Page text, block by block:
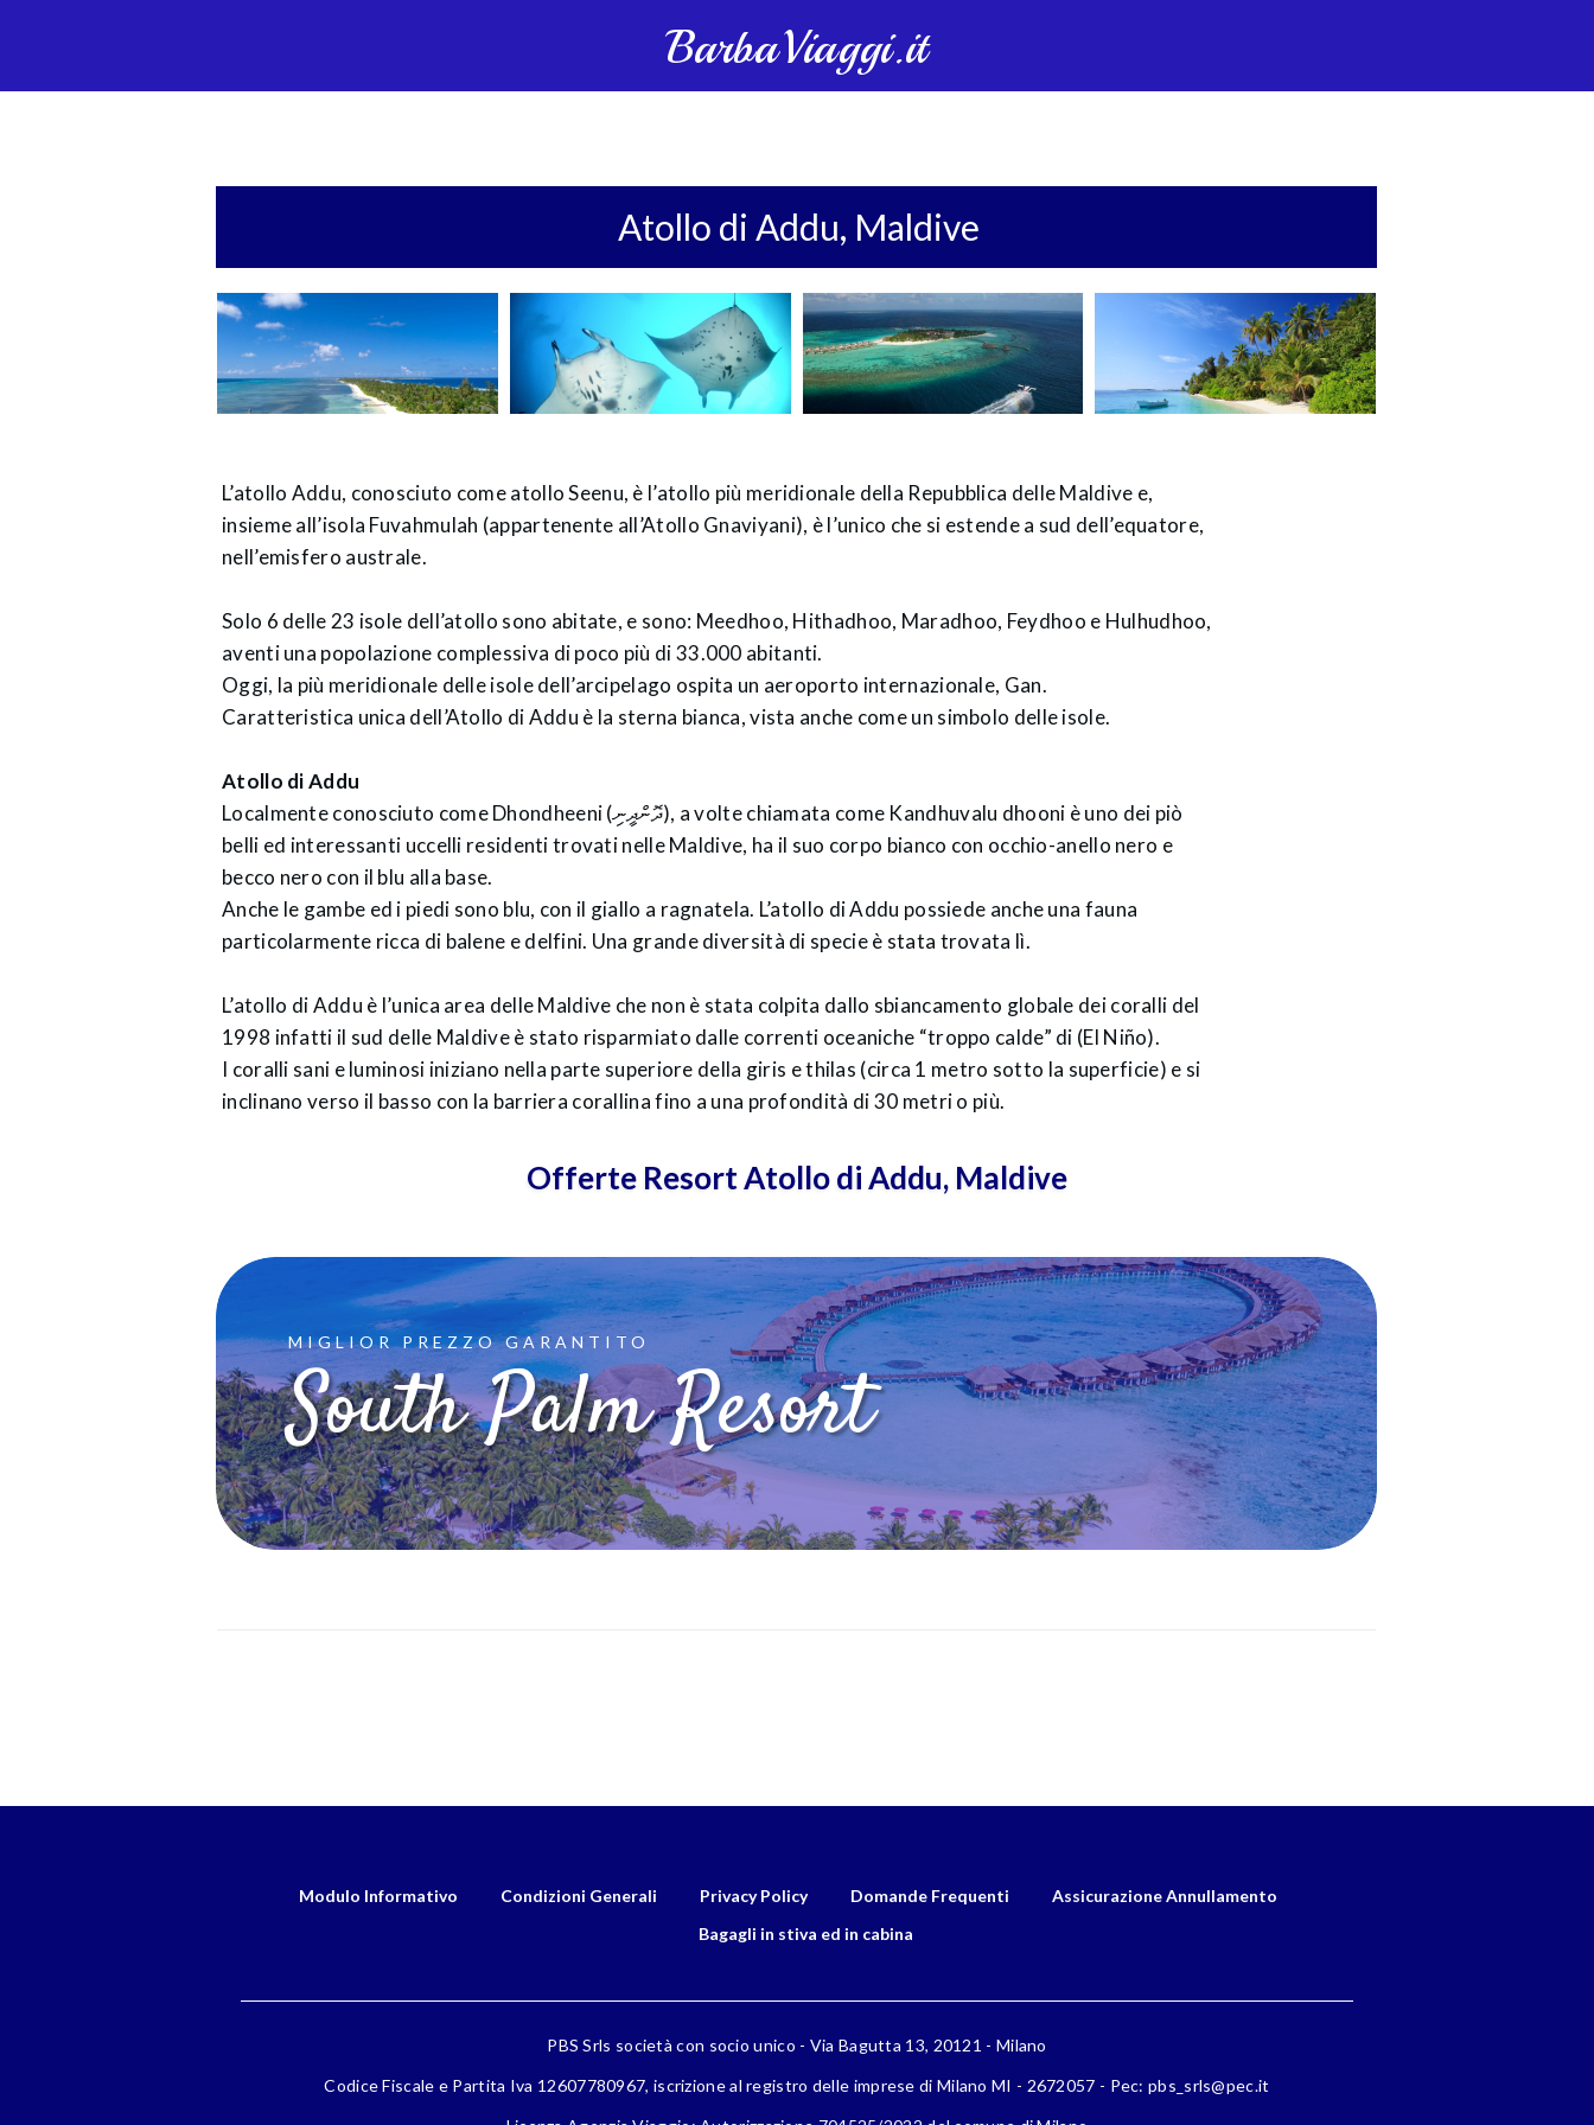
BarbaViaggi.it
Atollo di Addu, Maldive
L’atollo Addu, conosciuto come atollo Seenu, è l’atollo più meridionale della Repubblica delle Maldive e,
insieme all’isola Fuvahmulah (appartenente all’Atollo Gnaviyani), è l’unico che si estende a sud dell’equatore,
nell’emisfero australe.
Solo 6 delle 23 isole dell’atollo sono abitate, e sono: Meedhoo, Hithadhoo, Maradhoo, Feydhoo e Hulhudhoo,
aventi una popolazione complessiva di poco più di 33.000 abitanti.
Oggi, la più meridionale delle isole dell’arcipelago ospita un aeroporto internazionale, Gan.
Caratteristica unica dell’Atollo di Addu è la sterna bianca, vista anche come un simbolo delle isole.
Atollo di Addu
Localmente conosciuto come Dhondheeni (ދޮންދީނި), a volte chiamata come Kandhuvalu dhooni è uno dei piò
belli ed interessanti uccelli residenti trovati nelle Maldive, ha il suo corpo bianco con occhio-anello nero e
becco nero con il blu alla base.
Anche le gambe ed i piedi sono blu, con il giallo a ragnatela. L’atollo di Addu possiede anche una fauna
particolarmente ricca di balene e delfini. Una grande diversità di specie è stata trovata lì.
L’atollo di Addu è l’unica area delle Maldive che non è stata colpita dallo sbiancamento globale dei coralli del
1998 infatti il sud delle Maldive è stato risparmiato dalle correnti oceaniche “troppo calde” di (El Niño).
I coralli sani e luminosi iniziano nella parte superiore della giris e thilas (circa 1 metro sotto la superficie) e si
inclinano verso il basso con la barriera corallina fino a una profondità di 30 metri o più.
Offerte Resort Atollo di Addu, Maldive
MIGLIOR PREZZO GARANTITO
South Palm Resort
Modulo Informativo Condizioni Generali Privacy Policy Domande Frequenti
Assicurazione Annullamento
Bagagli in stiva ed in cabina
PBS Srls società con socio unico - Via Bagutta 13, 20121 - Milano
Codice Fiscale e Partita Iva 12607780967, iscrizione al registro delle imprese di Milano MI - 2672057 - Pec: pbs_srls@pec.it